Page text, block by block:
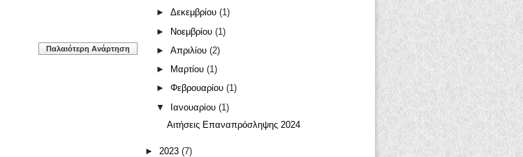
Παλαιότερη Ανάρτηση
► Δεκεμβρίου (1)
► Νοεμβρίου (1)
► Απριλίου (2)
►
Μαρτίου (1)
► Φεβρουαρίου (1)
▼
Ιανουαρίου (1)
Αιτήσεις Επαναπρόσληψης 2024
► 2023 (7)